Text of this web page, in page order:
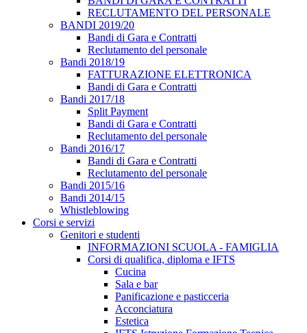
RECLUTAMENTO DEL PERSONALE
BANDI 2019/20
Bandi di Gara e Contratti
Reclutamento del personale
Bandi 2018/19
FATTURAZIONE ELETTRONICA
Bandi di Gara e Contratti
Bandi 2017/18
Split Payment
Bandi di Gara e Contratti
Reclutamento del personale
Bandi 2016/17
Bandi di Gara e Contratti
Reclutamento del personale
Bandi 2015/16
Bandi 2014/15
Whistleblowing
Corsi e servizi
Genitori e studenti
INFORMAZIONI SCUOLA - FAMIGLIA
Corsi di qualifica, diploma e IFTS
Cucina
Sala e bar
Panificazione e pasticceria
Acconciatura
Estetica